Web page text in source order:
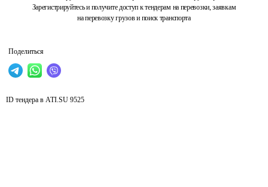
Зарегистрируйтесь и получите доступ к тендерам на перевозки, заявкам
на перевозку грузов и поиск транспорта
Поделиться
ID тендера в ATI.SU 9525